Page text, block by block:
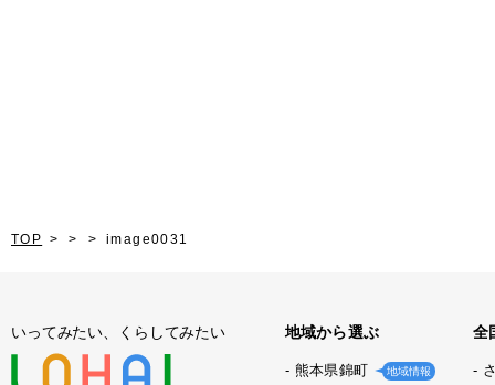
TOP image0031
いってみたい、くらしてみたい 地域から選ぶ
熊本県錦町 地域情報
全